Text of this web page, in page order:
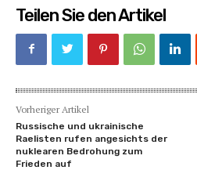
Teilen Sie den Artikel
Vorheriger Artikel
Russische und ukrainische
Raelisten rufen angesichts der
nuklearen Bedrohung zum
Frieden auf